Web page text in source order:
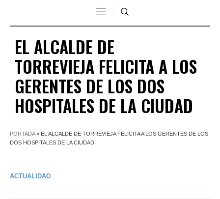
EL ALCALDE DE
TORREVIEJA FELICITA A LOS
GERENTES DE LOS DOS
HOSPITALES DE LA CIUDAD
PORTADA» EL ALCALDE DE TORREVIEJA FELICITA A LOS GERENTES DE LOS
DOS HOSPITALES DE LA CIUDAD
ACTUALIDAD